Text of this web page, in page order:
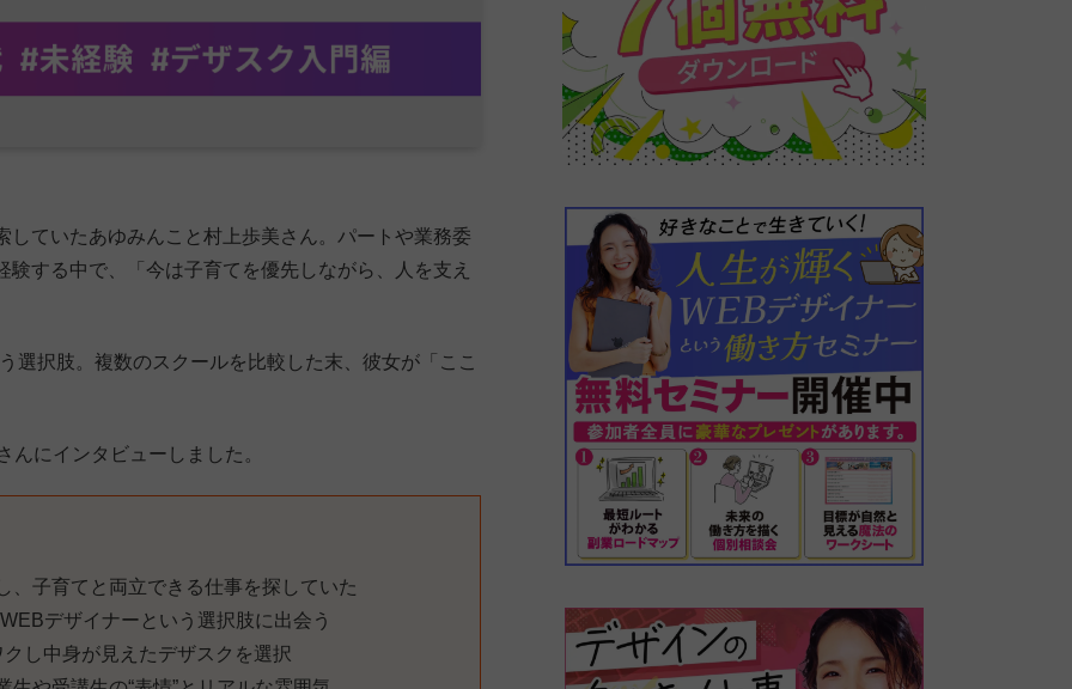
ていたあゆみんこと村上歩美さん。パートや業務委
する中で、「今は子育てを優先しながら、人を支え
選択肢。複数のスクールを比較した末、彼女が「ここ
にインタビューしました。
、子育てと両立できる仕事を探していた
デザイナーという選択肢に出会う
し中身が見えたデザスクを選択